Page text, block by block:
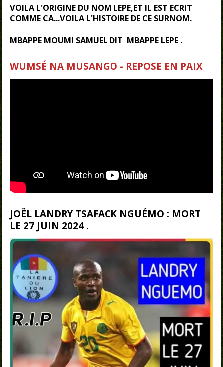
VOILA L'ORIGINE DU NOM LEPE,ET IL EST ECRIT
COMME CA...VOILA L'HISTOIRE DE CE SURNOM.
MBAPPE MOUMI SAMUEL DIT MBAPPE LEPE .
WUMSÉ NA MUSANGO - REPOSE EN PAIX
JOËL LANDRY TSAFACK NGUÉMO : MORT
LE 27 JUIN 2024 .